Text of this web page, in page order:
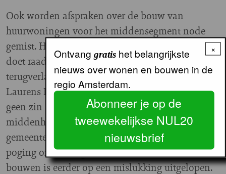
Ook worden afspraken over de bouw van
huurwoningen voor het middensegment node
gemist. Het ontbreken van afspraken daarover
doet raadslid Myron von Gerhardt (VVD) zelfs
terugverlangen naar de tijd van SP-wethouder
Laurens Ivens. Volgens Van Dantzig heeft het
geen zin afspraken te maken over
middenhuurwoningen, simpelweg omdat de
gemeente in dat segment niks kan afdwingen. De
poging om eeuwigdurende middenhuur te
bouwen is eerder op een mislukking uitgelopen.
×
Ontvang gratishet belangrijkste
nieuws over wonen en bouwen in de
regio Amsterdam.
Abonneer je op de
tweewekelijkse NUL20
nieuwsbrief